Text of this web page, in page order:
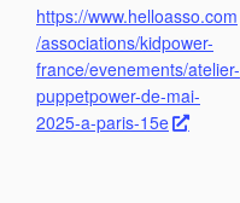
https://www.helloasso.com
/associations/kidpower-
france/evenements/atelier-
puppetpower-de-mai-
2025-a-paris-15e